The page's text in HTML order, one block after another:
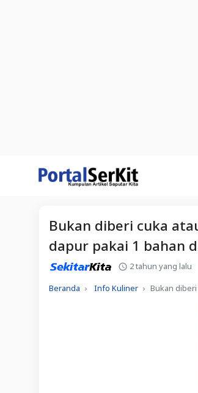
Bukan diberi cuka
dapur pakai 1 bahan
2 tahun yang lalu
Beranda Info Kuliner Bukan